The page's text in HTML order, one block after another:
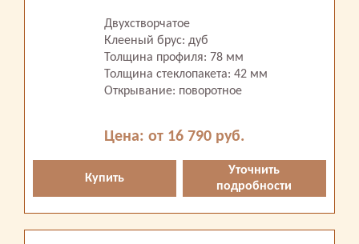
Двухстворчатое
Клееный брус: дуб
Толщина профиля: 78 мм
Толщина стеклопакета: 42 мм
Открывание: поворотное
Цена: от 16 790 руб.
Купить
Уточнить
подробности